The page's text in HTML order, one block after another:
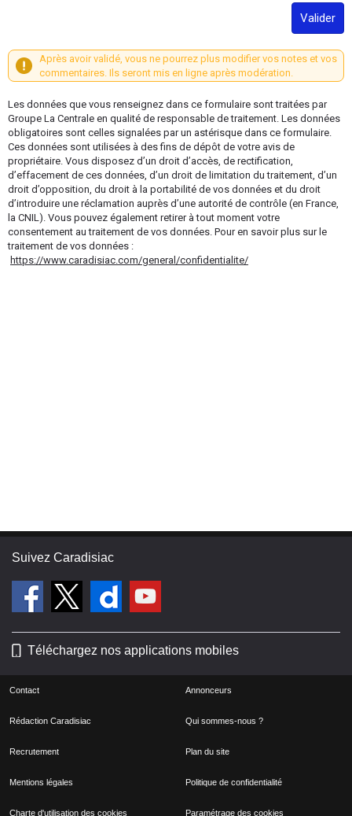
Valider
Après avoir validé, vous ne pourrez plus modifier vos notes et vos
commentaires. Ils seront mis en ligne après modération.
Les données que vous renseignez dans ce formulaire sont traitées par
Groupe La Centrale en qualité de responsable de traitement. Les données
obligatoires sont celles signalées par un astérisque dans ce formulaire.
Ces données sont utilisées à des fins de dépôt de votre avis de
propriétaire. Vous disposez d’un droit d’accès, de rectification,
d’effacement de ces données, d’un droit de limitation du traitement, d’un
droit d’opposition, du droit à la portabilité de vos données et du droit
d’introduire une réclamation auprès d’une autorité de contrôle (en France,
la CNIL). Vous pouvez également retirer à tout moment votre
consentement au traitement de vos données. Pour en savoir plus sur le
traitement de vos données :
https://www.caradisiac.com/general/confidentialite/
Suivez Caradisiac
Téléchargez nos applications mobiles
Contact Annonceurs
Rédaction Caradisiac Qui sommes-nous ?
Recrutement Plan du site
Mentions légales Politique de confidentialité
Charte d'utilisation des cookies Paramétrage des cookies